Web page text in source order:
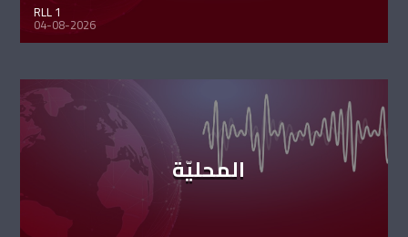
RLL 1
04-08-2026
المحليّة